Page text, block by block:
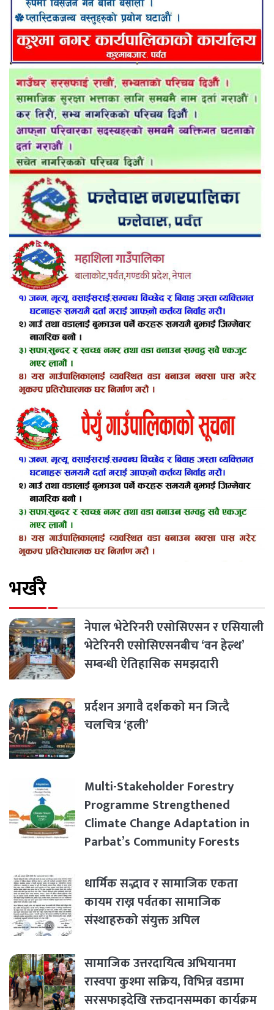
भर्खरै
नेपाल भेटेरिनरी एसोसिएसन र एसियाली
भेटेरिनरी एसोसिएसनबीच ‘वन हेल्थ’
सम्बन्धी ऐतिहासिक समझदारी
प्रर्दशन अगावै दर्शकको मन जित्दै
चलचित्र ‘हली’
Multi-Stakeholder Forestry
Programme Strengthened
Climate Change Adaptation in
Parbat’s Community Forests
धार्मिक सद्भाव र सामाजिक एकता
कायम राख्न पर्वतका सामाजिक
संस्थाहरुको संयुक्त अपिल
सामाजिक उत्तरदायित्व अभियानमा
रास्वपा कुश्मा सक्रिय, विभिन्न वडामा
सरसफाइदेखि रक्तदानसम्मका कार्यक्रम